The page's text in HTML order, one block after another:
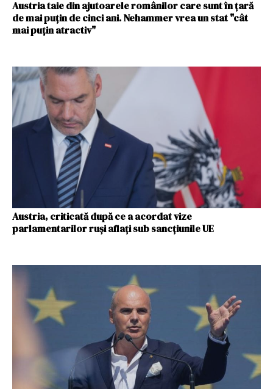
Austria taie din ajutoarele românilor care sunt în țară
de mai puțin de cinci ani. Nehammer vrea un stat "cât
mai puțin atractiv"
Austria, criticată după ce a acordat vize
parlamentarilor ruși aflați sub sancțiunile UE